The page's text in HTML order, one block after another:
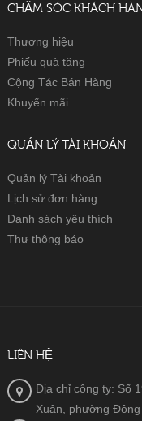
CHĂM SÓC KHÁCH
Thương hiệu
Phiếu quà tặng
Cộng Tác Bán Hàng
Khuyến mãi
QUẢN LÝ TÀI KHOẢN
Quản lý Tài khoản
Lịch sử đơn hàng
Danh sách yêu thích
Thư thông báo
LIÊN HỆ
Địa chỉ công ty: Số
Xuân, phường